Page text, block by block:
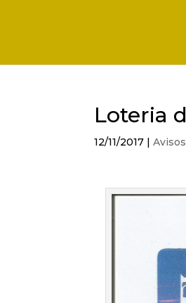
Loteria
12/11/2017 |Avisos